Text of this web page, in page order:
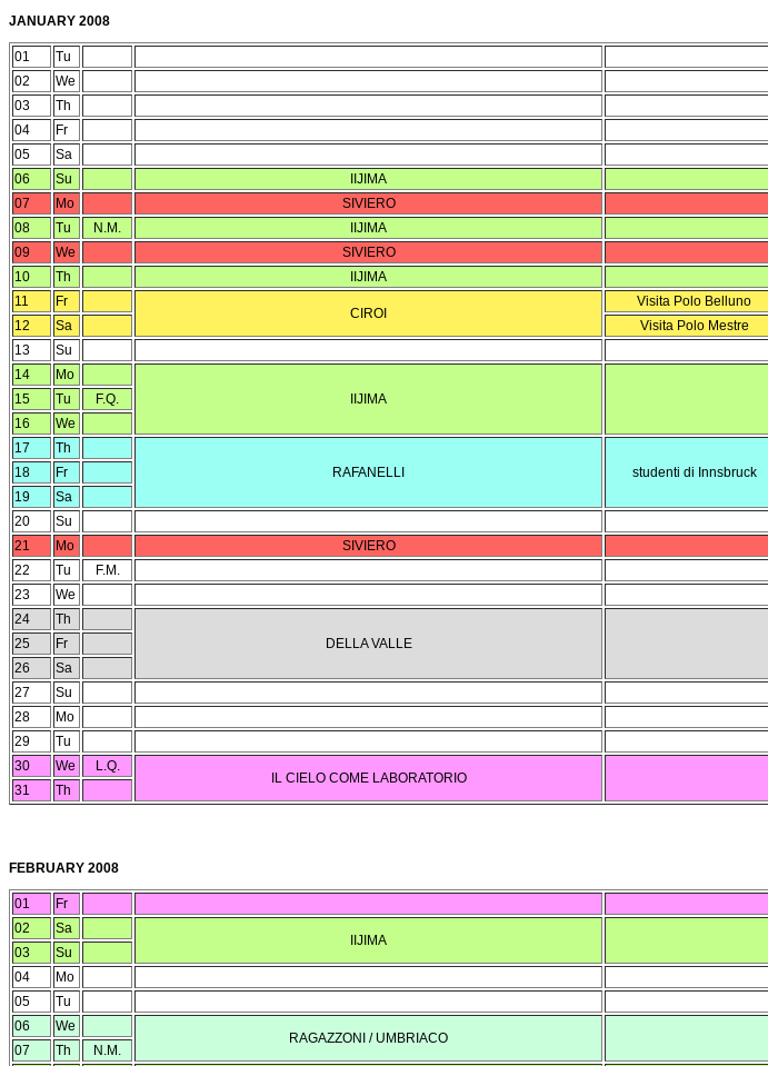
JANUARY 2008
01
Tu
02
We
03
Th
04
Fr
05
Sa
06
Su
IIJIMA
07
Mo
SIVIERO
08
Tu N.M.
IIJIMA
09
We
SIVIERO
10
Th
IIJIMA
11
Fr
CIROI
Visita Polo Belluno
12
Sa
Visita Polo Mestre
13
Su
14
Mo
IIJIMA
15 Tu
F.Q.
16
We
17
Th
RAFANELLI
studenti di Innsbruck
18
Fr
19
Sa
20
Su
21
Mo
SIVIERO
22
Tu
F.M.
23
We
24
Th
DELLA VALLE
25
Fr
26
Sa
27
Su
28
Mo
29
Tu
30
We L.Q.
IL CIELO COME LABORATORIO
31 Th
FEBRUARY 2008
01
Fr
02
Sa
IIJIMA
03
Su
04
Mo
05
Tu
06
We
RAGAZZONI / UMBRIACO
07 Th
N.M.